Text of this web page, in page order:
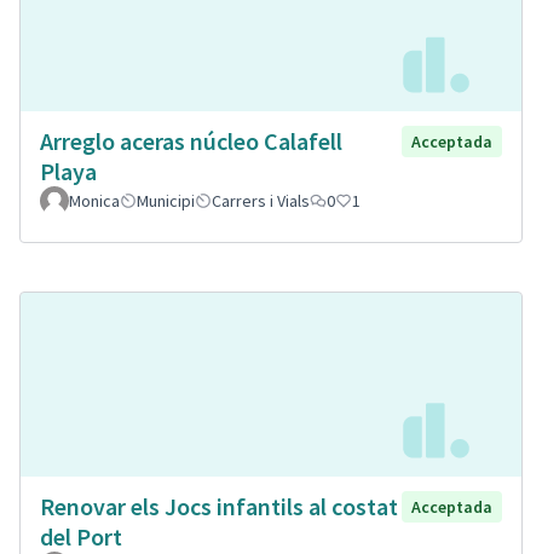
Arreglo aceras núcleo Calafell
Playa
Acceptada
Monica Municipi Carrers i Vials 0 1
Renovar els Jocs infantils al costat
del Port
Acceptada